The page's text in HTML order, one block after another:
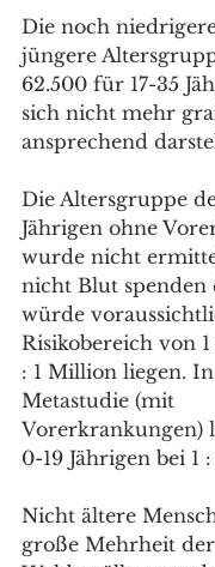
Die noch
jüngere
62.500 für 17-35
sich nicht mehr
ansprechend
Die Altersgruppe
Jährigen ohne
wurde nicht
nicht Blut spenden
würde
Risikobereich von 1
: 1 Million liegen.
Metastudie (mit
Vorerkrankungen)
0-19 Jährigen bei 1
Nicht ältere
große Mehrheit der